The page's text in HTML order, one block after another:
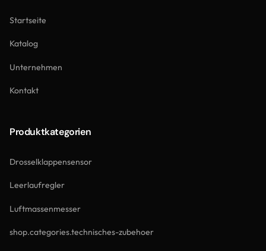
Startseite
Katalog
Unternehmen
Kontakt
Produktkategorien
Drosselklappensensor
Leerlaufregler
Luftmassenmesser
shop.categories.technisches-zubehoer